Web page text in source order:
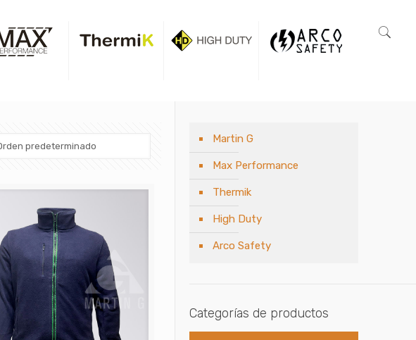
Martin G
Max Performance
Thermik
High Duty
Arco Safety
Categorías de productos